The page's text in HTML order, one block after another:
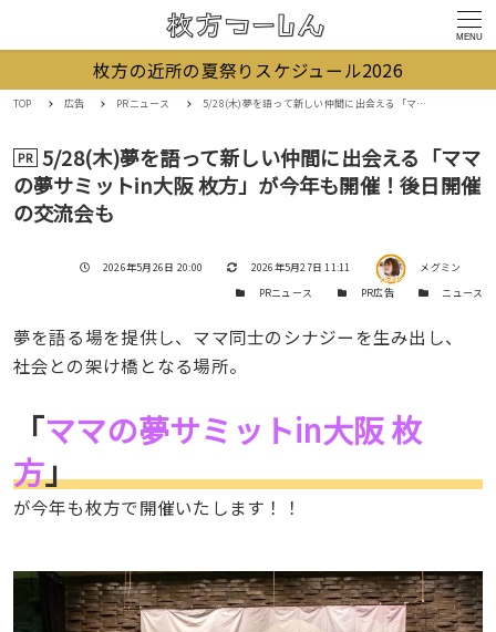
MENU
枚方の近所の夏祭りスケジュール2026
TOP 広告 PRニュース 5/28(木)夢を語って新しい仲間に出会える「ママの夢サミットin大阪 枚方」が今年も開催！後日開催の交流会も
PR 5/28(木)夢を語って新しい仲間に出会える「ママ
の夢サミットin大阪 枚方」が今年も開催！後日開催
の交流会も
投稿日
2026年5月26日 20:00 更新日
2026年5月27日 11:11 著者
メグミン
カテゴリーPRニュース カテゴリー
PR広告 カテゴリー
ニュース
夢を語る場を提供し、ママ同士のシナジーを生み出し、
社会との架け橋となる場所。
「ママの夢サミットin大阪 枚
方」
が今年も枚方で開催いたします！！